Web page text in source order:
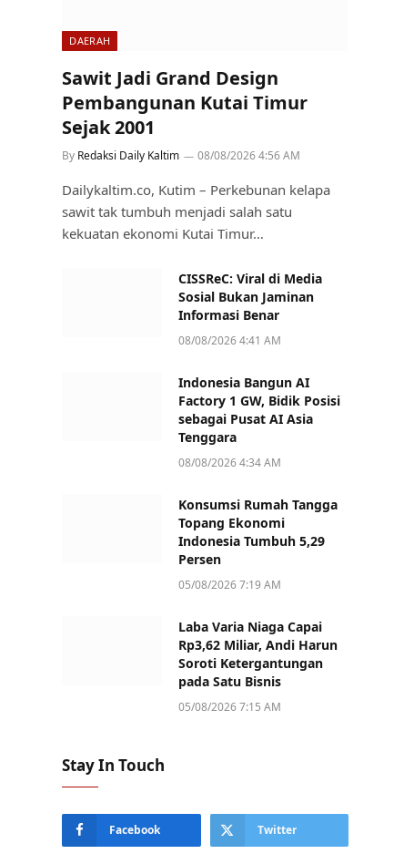
DAERAH
Sawit Jadi Grand Design
Pembangunan Kutai Timur
Sejak 2001
By Redaksi Daily Kaltim 08/08/2026 4:56 AM
Dailykaltim.co, Kutim – Perkebunan kelapa
sawit tak tumbuh menjadi salah satu
kekuatan ekonomi Kutai Timur…
CISSReC: Viral di Media
Sosial Bukan Jaminan
Informasi Benar
08/08/2026 4:41 AM
Indonesia Bangun AI
Factory 1 GW, Bidik Posisi
sebagai Pusat AI Asia
Tenggara
08/08/2026 4:34 AM
Konsumsi Rumah Tangga
Topang Ekonomi
Indonesia Tumbuh 5,29
Persen
05/08/2026 7:19 AM
Laba Varia Niaga Capai
Rp3,62 Miliar, Andi Harun
Soroti Ketergantungan
pada Satu Bisnis
05/08/2026 7:15 AM
Stay In Touch
Facebook Twitter